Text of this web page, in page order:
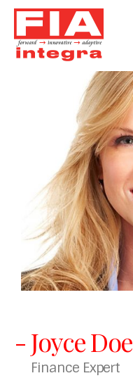
- Joyce Doe
Finance Expert